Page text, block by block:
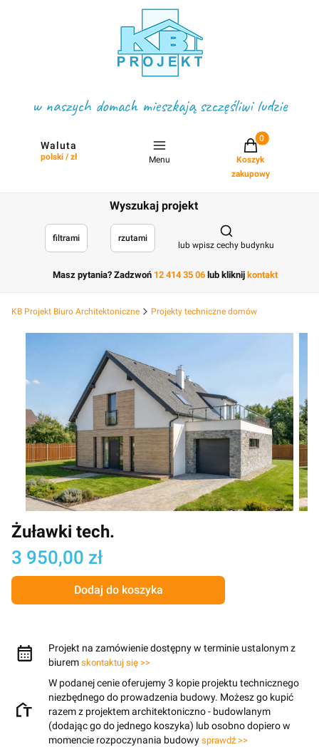
w naszych domach mieszkają szczęśliwi ludzie
Waluta
polski / zł Menu
Projekty w
Koszyk
zakupowy
Wyszukaj projekt
filtrami rzutami
Otwórz
lub wpisz cechy budynku
Masz pytania? Zadzwoń 12 414 35 06 lub kliknij kontakt
KB Projekt Biuro Architektoniczne Projekty techniczne domów
Żuławki tech.
Cena
3 950,00 zł
Dodaj do koszyka
Projekt na zamówienie dostępny w terminie ustalonym z
biurem skontaktuj się >>
W podanej cenie oferujemy 3 kopie projektu technicznego
niezbędnego do prowadzenia budowy. Możesz go kupić
razem z projektem architektoniczno - budowlanym
(dodając go do jednego koszyka) lub osobno dopiero w
momencie rozpoczynania budowy sprawdź >>